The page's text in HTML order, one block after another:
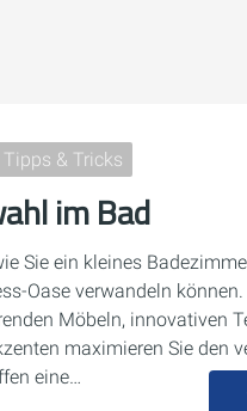
Tipps & Tricks
im Bad
Sie ein kleines
Oase verwandeln
Möbeln, innovativen
maximieren Sie den
eine…